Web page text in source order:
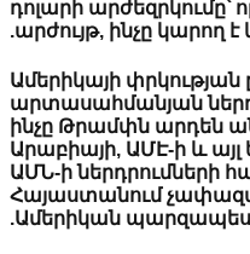
դոլարի
արժույթ, ինչը
Ամերիկայի
ինչը Թրամփն
Արաբիայի, ԱՄԷ-
ԱՄՆ-ի
Հայաստանում
Ամերիկան